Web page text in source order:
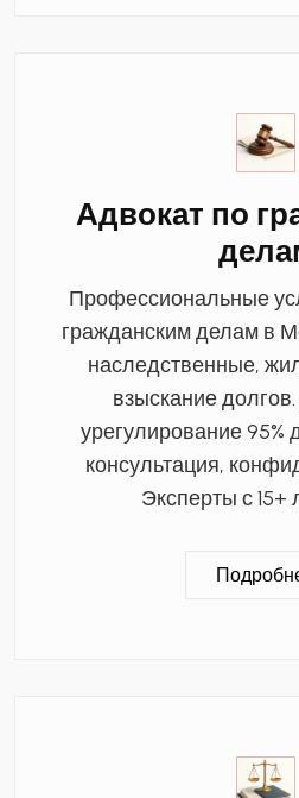
Адвокат по
Профессиональные
гражданским делам в
наследственные,
взыскание
урегулирование 95%
консультация,
Эксперты с 15+